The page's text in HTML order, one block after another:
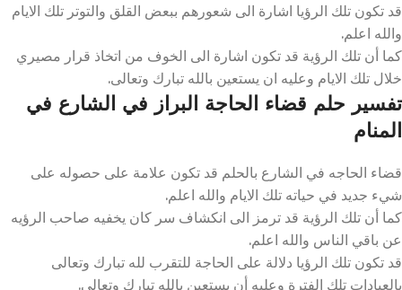
قد تكون تلك الرؤيا اشارة الى شعورهم ببعض القلق والتوتر تلك الايام
والله اعلم.
كما أن تلك الرؤية قد تكون اشارة الى الخوف من اتخاذ قرار مصيري
خلال تلك الايام وعليه ان يستعين بالله تبارك وتعالى.
تفسير حلم قضاء الحاجة البراز في الشارع في
المنام
قضاء الحاجه في الشارع بالحلم قد تكون علامة على حصوله على
شيء جديد في حياته تلك الايام والله اعلم.
كما أن تلك الرؤية قد ترمز الى انكشاف سر كان يخفيه صاحب الرؤيه
عن باقي الناس والله اعلم.
قد تكون تلك الرؤيا دلالة على الحاجة للتقرب لله تبارك وتعالى
بالعبادات تلك الفترة وعليه أن يستعين بالله تبارك وتعالى.